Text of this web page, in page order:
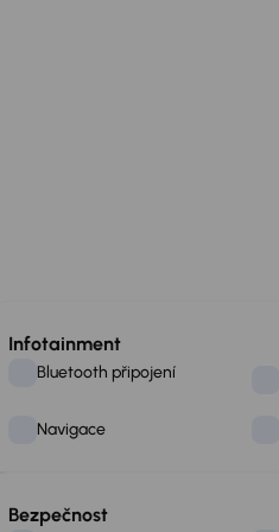
Infotainment
Bluetooth připojení
Navigace
Bezpečnost